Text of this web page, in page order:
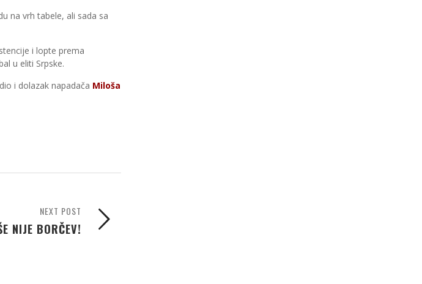
na vrh tabele, ali sada sa
i lopte prema
u eliti Srpske.
i dolazak napadača Miloša
NEXT POST
NIJE BORČEV!